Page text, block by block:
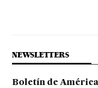
NEWSLETTERS
Boletín de América